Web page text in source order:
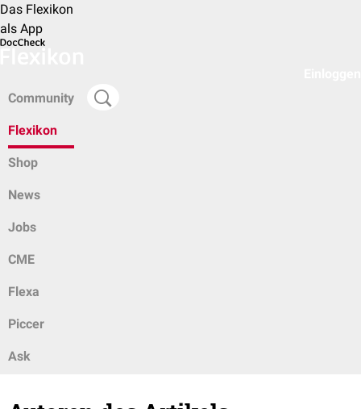
Das Flexikon
als App
Community
Flexikon
Shop
News
Jobs
CME
Flexa
Piccer
Ask